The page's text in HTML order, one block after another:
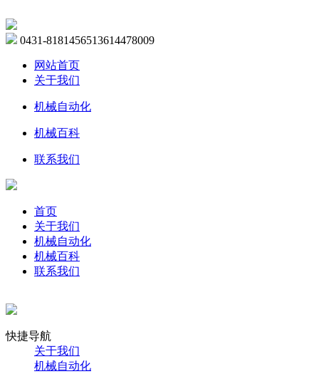
0431-8181456513614478009
网站首页
关于我们
机械自动化
机械百科
联系我们
首页
关于我们
机械自动化
机械百科
联系我们
快捷导航
关于我们
机械自动化